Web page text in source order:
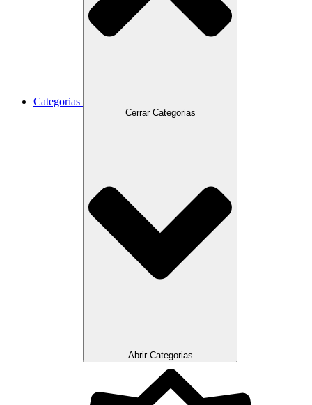
Categorias
Cerrar Categorias
Abrir Categorias